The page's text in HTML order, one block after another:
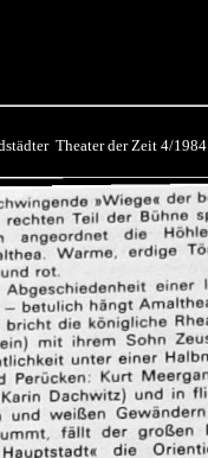
Theater der Zeit 4/1984